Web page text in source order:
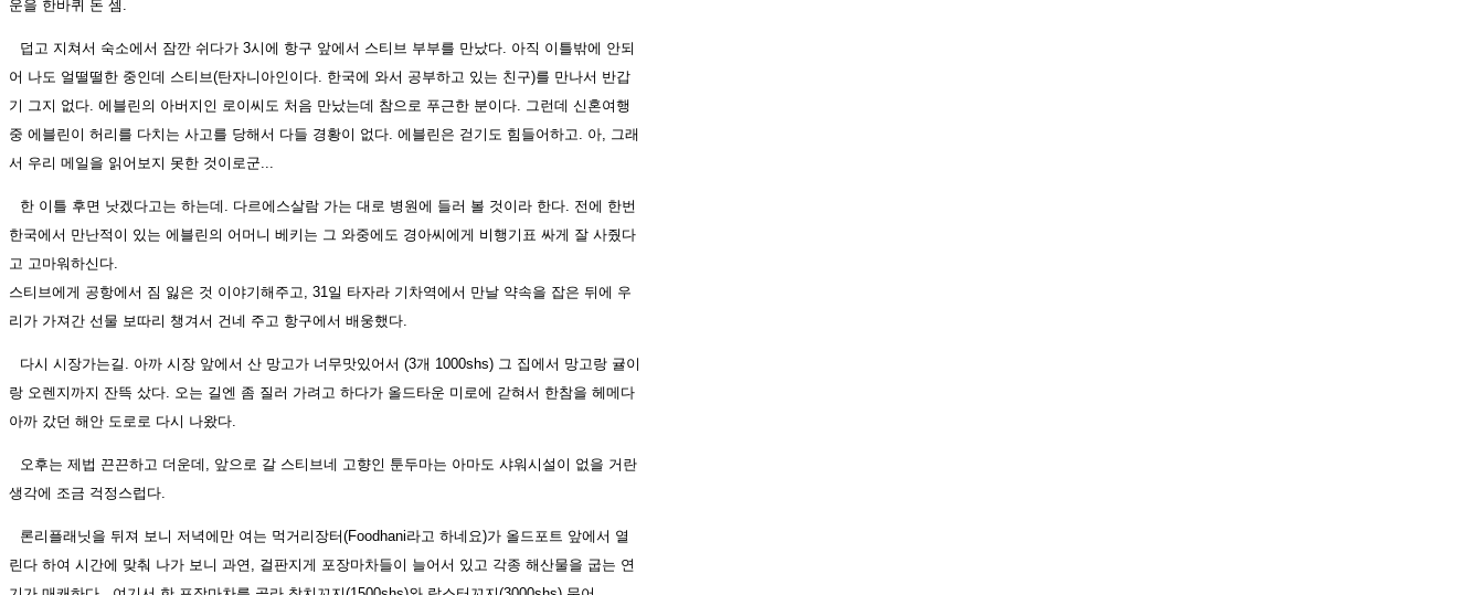
운을 한바퀴 돈 셈.
덥고 지쳐서 숙소에서 잠깐 쉬다가 3시에 항구 앞에서 스티브 부부를 만났다. 아직 이틀밖에 안되
어 나도 얼떨떨한 중인데 스티브(탄자니아인이다. 한국에 와서 공부하고 있는 친구)를 만나서 반갑
기 그지 없다. 에블린의 아버지인 로이씨도 처음 만났는데 참으로 푸근한 분이다. 그런데 신혼여행
중 에블린이 허리를 다치는 사고를 당해서 다들 경황이 없다. 에블린은 걷기도 힘들어하고. 아, 그래
서 우리 메일을 읽어보지 못한 것이로군...
한 이틀 후면 낫겠다고는 하는데. 다르에스살람 가는 대로 병원에 들러 볼 것이라 한다. 전에 한번
한국에서 만난적이 있는 에블린의 어머니 베키는 그 와중에도 경아씨에게 비행기표 싸게 잘 사줬다
고 고마워하신다.
스티브에게 공항에서 짐 잃은 것 이야기해주고, 31일 타자라 기차역에서 만날 약속을 잡은 뒤에 우
리가 가져간 선물 보따리 챙겨서 건네 주고 항구에서 배웅했다.
다시 시장가는길. 아까 시장 앞에서 산 망고가 너무맛있어서 (3개 1000shs) 그 집에서 망고랑 귤이
랑 오렌지까지 잔뜩 샀다. 오는 길엔 좀 질러 가려고 하다가 올드타운 미로에 갇혀서 한참을 헤메다
아까 갔던 해안 도로로 다시 나왔다.
오후는 제법 끈끈하고 더운데, 앞으로 갈 스티브네 고향인 툰두마는 아마도 샤워시설이 없을 거란
생각에 조금 걱정스럽다.
론리플래닛을 뒤져 보니 저녁에만 여는 먹거리장터(Foodhani라고 하네요)가 올드포트 앞에서 열
린다 하여 시간에 맞춰 나가 보니 과연, 걸판지게 포장마차들이 늘어서 있고 각종 해산물을 굽는 연